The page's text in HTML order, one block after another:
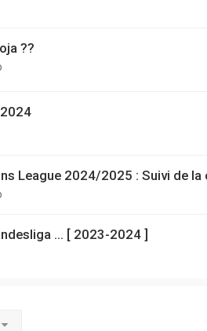
??
League 2024/2025 : Suivi de
... [ 2023-2024 ]